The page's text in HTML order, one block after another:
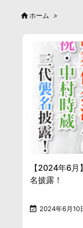
 ホーム >
【2024年6
名披露！
 2024年6月10